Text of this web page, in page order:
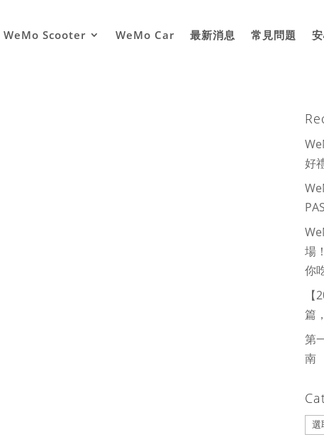
WeMo Scooter WeMo Car 最新消息 常見問題
好
場
你
篇
第
南